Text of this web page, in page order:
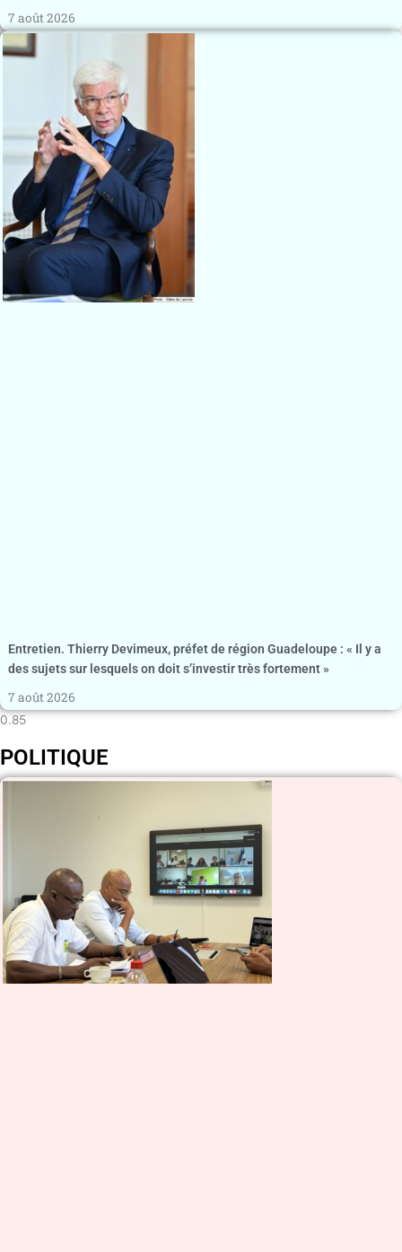
7 août 2026
Entretien. Thierry Devimeux, préfet de région Guadeloupe : « Il y a
des sujets sur lesquels on doit s’investir très fortement »
7 août 2026
POLITIQUE